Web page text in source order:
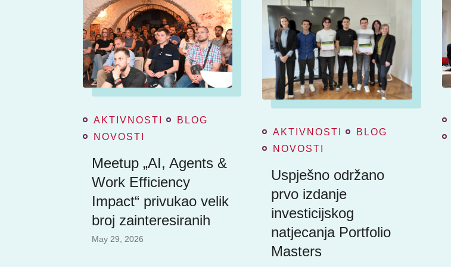
AKTIVNOSTI
BLOG
NOVOSTI
Meetup „AI, Agents &
Work Efficiency
Impact“ privukao velik
broj zainteresiranih
May 29, 2026
AKTIVNOSTI
BLOG
NOVOSTI
Uspješno održano
prvo izdanje
investicijskog
natjecanja Portfolio
Masters